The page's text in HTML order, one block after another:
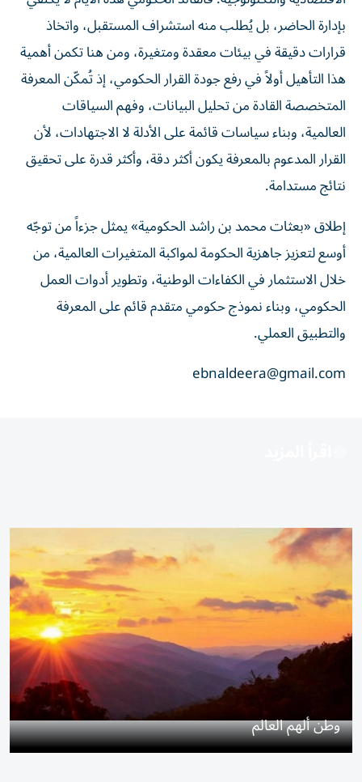
بإدارة الحاضر، بل يُطلب منه استشراف المستقبل، واتخاذ
قرارات دقيقة في بيئات معقدة ومتغيرة، ومن هنا تكمن أهمية
هذا التأهيل أولاً في رفع جودة القرار الحكومي، إذ تُمكّن المعرفة
المتخصصة القادة من تحليل البيانات، وفهم السياقات
العالمية، وبناء سياسات قائمة على الأدلة لا الاجتهادات، لأن
القرار المدعوم بالمعرفة يكون أكثر دقة، وأكثر قدرة على تحقيق
نتائج مستدامة.
إطلاق «بعثات محمد بن راشد الحكومية» يمثل جزءاً من توجّه
أوسع لتعزيز جاهزية الحكومة لمواكبة المتغيرات العالمية، من
خلال الاستثمار في الكفاءات الوطنية، وتطوير أدوات العمل
الحكومي، وبناء نموذج حكومي متقدم قائم على المعرفة
والتطبيق العملي.
ebnaldeera@gmail.com
وطن ألهم العالم